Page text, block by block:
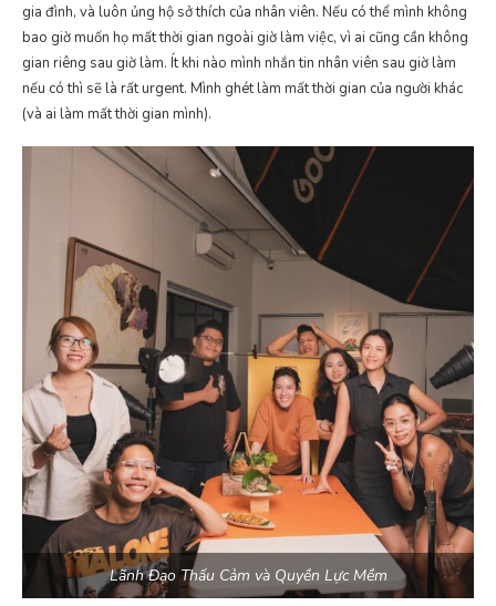
gia đình, và luôn ủng hộ sở thích của nhân viên. Nếu có thể mình không
bao giờ muốn họ mất thời gian ngoài giờ làm việc, vì ai cũng cần không
gian riêng sau giờ làm. Ít khi nào mình nhắn tin nhân viên sau giờ làm
nếu có thì sẽ là rất urgent. Mình ghét làm mất thời gian của người khác
(và ai làm mất thời gian mình).
Lãnh Đạo Thấu Cảm và Quyền Lực Mềm